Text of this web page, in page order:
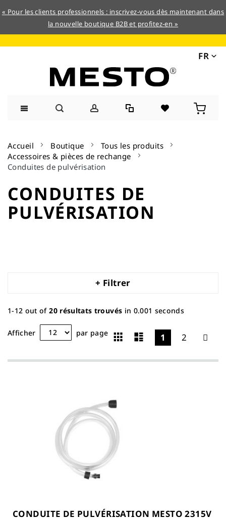
« Pour les clients professionnels : inscrivez-vous dès maintenant dans
la nouvelle boutique B2B et profitez-en »
FR
contenu
Accueil Boutique
Tous les produits
Accessoires & pièces de rechange
Conduites de pulvérisation
CONDUITES DE
PULVÉRISATION
+ Filtrer
1-12 out of20résultats trouvés in 0.001 seconds
Afficher par page 1 2
Afficher
Grille Liste
CONDUITE DE PULVÉRISATION MESTO 2315V